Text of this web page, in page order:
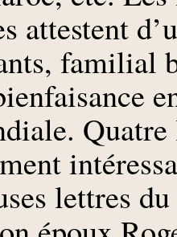
attestent
familial
lettres